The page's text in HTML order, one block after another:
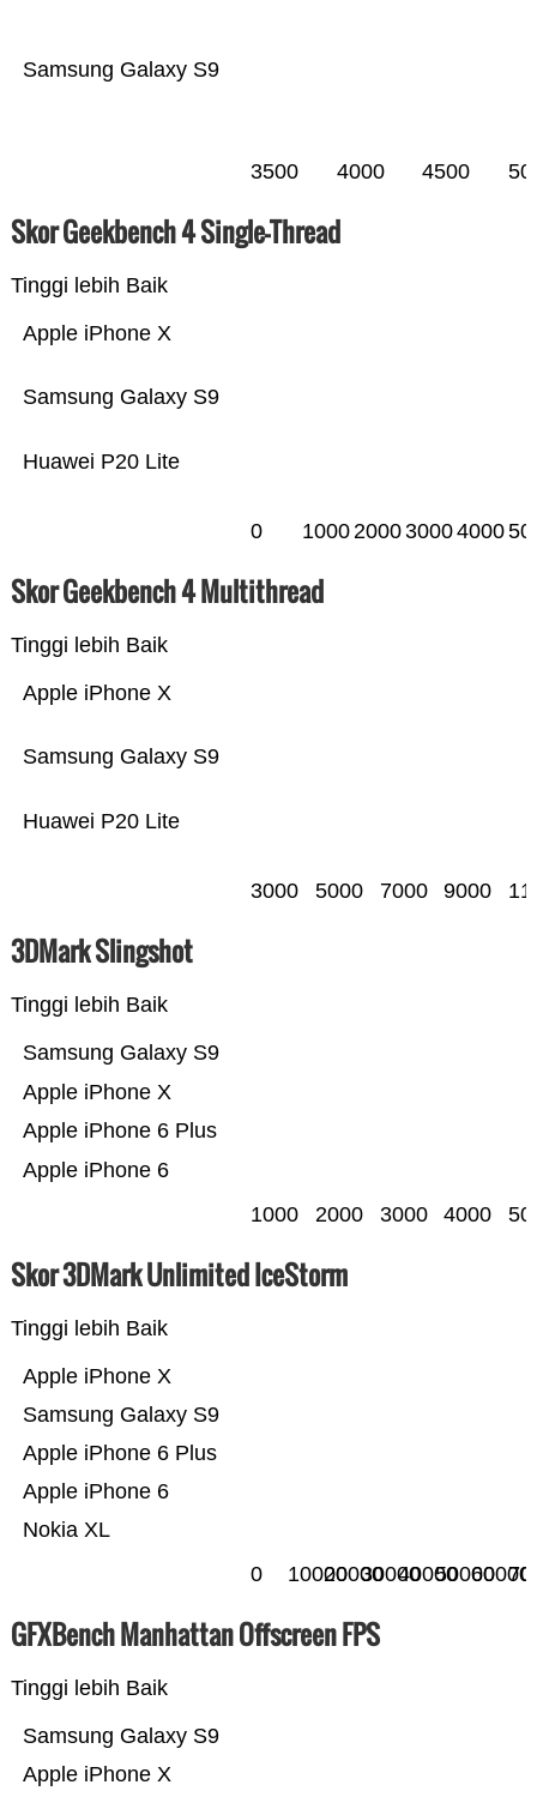
Samsung Galaxy S9
3500 4000 4500
Skor Geekbench 4 Single-Thread
Tinggi lebih Baik
Huawei P20 Lite
Samsung Galaxy S9
Apple iPhone X
0 1000200030004000
Skor Geekbench 4 Multithread
Tinggi lebih Baik
Huawei P20 Lite
Samsung Galaxy S9
Apple iPhone X
3000 5000 7000 9000
3DMark Slingshot
Tinggi lebih Baik
Apple iPhone 6
Apple iPhone 6 Plus
Apple iPhone X
Samsung Galaxy S9
1000 2000 3000 4000
Skor 3DMark Unlimited IceStorm
Tinggi lebih Baik
Nokia XL
Apple iPhone 6
Apple iPhone 6 Plus
Samsung Galaxy S9
Apple iPhone X
0 100002000030000400005000060000
GFXBench Manhattan Offscreen FPS
Tinggi lebih Baik
Apple iPhone X
Samsung Galaxy S9